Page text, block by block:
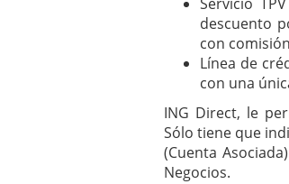
Servicio
descuento
con
Línea de
con una
ING Direct, le
Sólo tiene que
(Cuenta
Negocios.